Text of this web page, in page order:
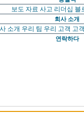
보도 자료 사고 리더십 블
회사 소개
소개 우리 팀 우리 고객 고
연락하다